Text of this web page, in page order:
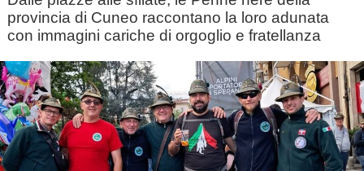
provincia di Cuneo raccontano la loro adunata
con immagini cariche di orgoglio e fratellanza